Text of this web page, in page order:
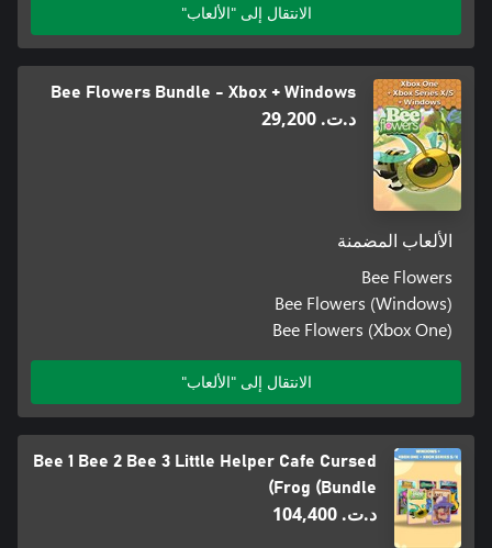
الانتقال إلى "الألعاب"
Bee Flowers Bundle - Xbox + Windows
د.ت.‏ 29,200
الألعاب المضمنة
Bee Flowers
Bee Flowers (Windows)
Bee Flowers (Xbox One)
الانتقال إلى "الألعاب"
Bee 1 Bee 2 Bee 3 Little Helper Cafe Cursed
Frog (Bundle)
د.ت.‏ 104,400